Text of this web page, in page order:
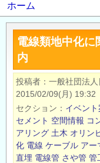
移
パ
ン
ず
ホーム
電線類地中化に
内
投稿者 一般社団法
2015/02/09(月) 19:32
セクション
イベント
セメント 空間情報 コ
アリング 土木 オリン
化 電線 ケーブル アー
直埋 電線管 さや管 管